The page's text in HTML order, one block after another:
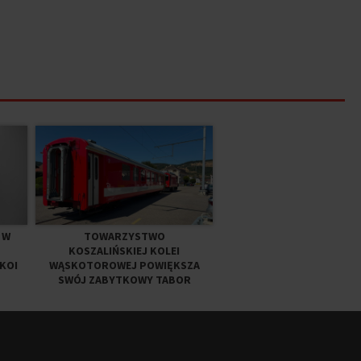
TOWARZYSTWO
KOSZALIŃSKIEJ KOLEI
WĄSKOTOROWEJ POWIĘKSZA
SWÓJ ZABYTKOWY TABOR